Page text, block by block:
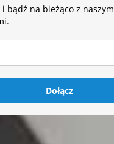
bądź na bieżąco z
Dołącz